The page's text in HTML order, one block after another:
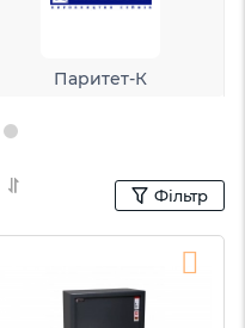
Паритет-К
Фільтр